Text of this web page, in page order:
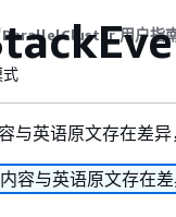
ParallelCluster 用户指
式
英语原文存在差异
容与英语原文存在差